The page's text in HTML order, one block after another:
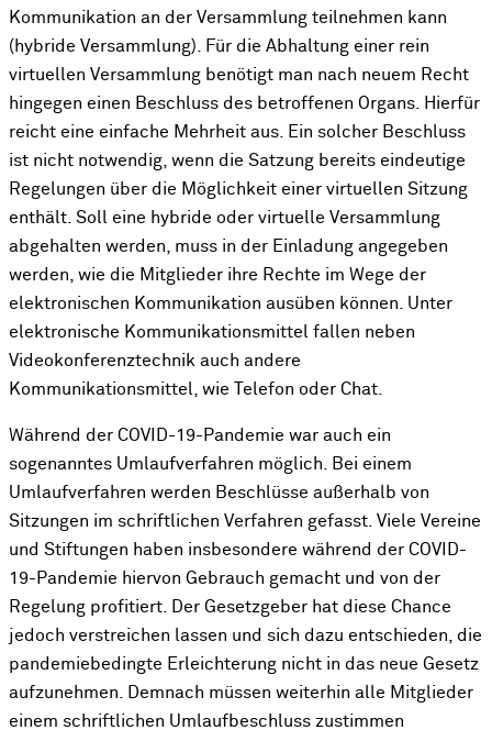
Kommunikation an der Versammlung teilnehmen kann
(hybride Versammlung). Für die Abhaltung einer rein
virtuellen Versammlung benötigt man nach neuem Recht
hingegen einen Beschluss des betroffenen Organs. Hierfür
reicht eine einfache Mehrheit aus. Ein solcher Beschluss
ist nicht notwendig, wenn die Satzung bereits eindeutige
Regelungen über die Möglichkeit einer virtuellen Sitzung
enthält. Soll eine hybride oder virtuelle Versammlung
abgehalten werden, muss in der Einladung angegeben
werden, wie die Mitglieder ihre Rechte im Wege der
elektronischen Kommunikation ausüben können. Unter
elektronische Kommunikationsmittel fallen neben
Videokonferenztechnik auch andere
Kommunikationsmittel, wie Telefon oder Chat.
Während der COVID-19-Pandemie war auch ein
sogenanntes Umlaufverfahren möglich. Bei einem
Umlaufverfahren werden Beschlüsse außerhalb von
Sitzungen im schriftlichen Verfahren gefasst. Viele Vereine
und Stiftungen haben insbesondere während der COVID-
19-Pandemie hiervon Gebrauch gemacht und von der
Regelung profitiert. Der Gesetzgeber hat diese Chance
jedoch verstreichen lassen und sich dazu entschieden, die
pandemiebedingte Erleichterung nicht in das neue Gesetz
aufzunehmen. Demnach müssen weiterhin alle Mitglieder
einem schriftlichen Umlaufbeschluss zustimmen